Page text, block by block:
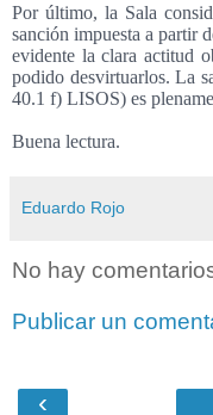
Por último, la Sala
sanción impuesta a partir
evidente la clara actitud
podido desvirtuarlos. La
40.1 f) LISOS) es
Buena lectura.
Eduardo Rojo
No hay
Publicar un
‹